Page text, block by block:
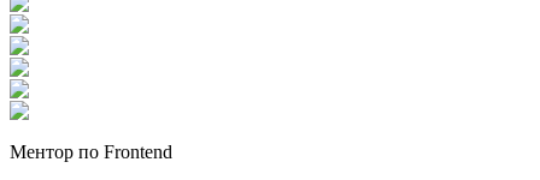
Ментор по Frontend